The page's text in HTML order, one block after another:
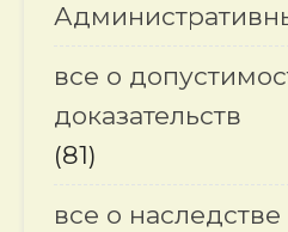
все о
доказательств
(81)
все о наследстве